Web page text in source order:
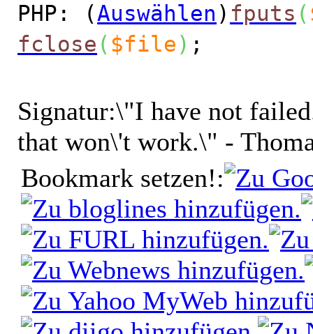
PHP: (Auswählen ) fputs (
fclose ( $file) ;
Signatur:\"I have not
that won\'t work.\" -
Bookmark setzen!: